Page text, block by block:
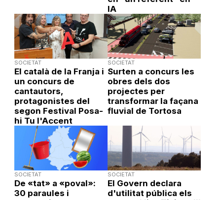
IA
SOCIETAT
El català de la Franja i
un concurs de
cantautors,
protagonistes del
segon Festival Posa-
hi Tu l'Accent
SOCIETAT
Surten a concurs les
obres dels dos
projectes per
transformar la façana
fluvial de Tortosa
SOCIETAT
De «tat» a «poval»:
30 paraules i
SOCIETAT
El Govern declara
d'utilitat pública els